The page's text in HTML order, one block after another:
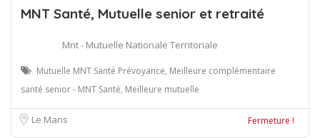
MNT Santé, Mutuelle senior et retraité
Mnt - Mutuelle Nationale Territoriale
Mutuelle MNT Santé Prévoyance, Meilleure complémentaire
santé senior - MNT Santé, Meilleure mutuelle
Le Mans Fermeture !